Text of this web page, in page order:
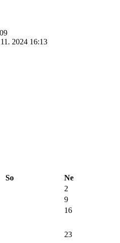
2024 16:13
So
Ne
2
9
16
23